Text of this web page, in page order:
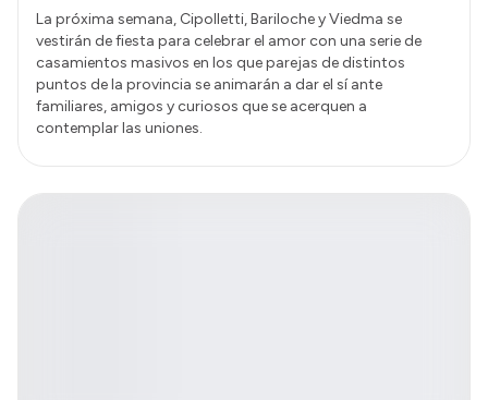
La próxima semana, Cipolletti, Bariloche y Viedma se
vestirán de fiesta para celebrar el amor con una serie de
casamientos masivos en los que parejas de distintos
puntos de la provincia se animarán a dar el sí ante
familiares, amigos y curiosos que se acerquen a
contemplar las uniones.